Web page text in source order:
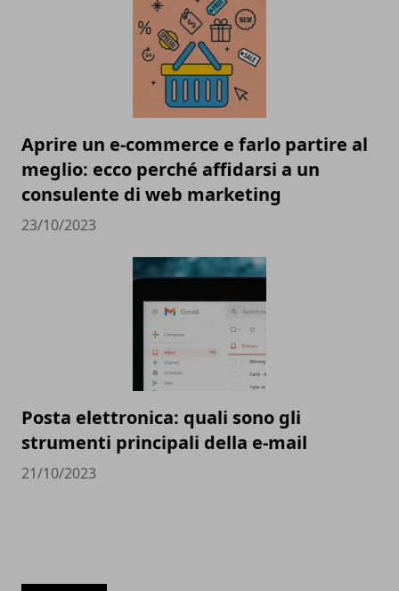
Aprire un e-commerce e farlo partire al
meglio: ecco perché affidarsi a un
consulente di web marketing
23/10/2023
Posta elettronica: quali sono gli
strumenti principali della e-mail
21/10/2023